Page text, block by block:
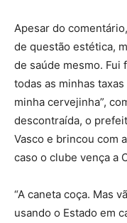
Apesar do
de questão estética,
de saúde mesmo. Fui
todas as minhas
minha cervejinha”,
descontraída, o
Vasco e brincou com
caso o clube vença a
“A caneta coça. Mas
usando o Estado em